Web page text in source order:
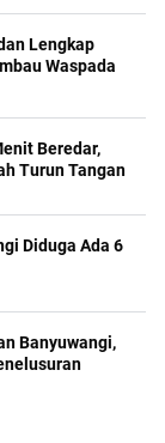
Lengkap
Waspada
Beredar,
Turun Tangan
Diduga Ada 6
Banyuwangi,